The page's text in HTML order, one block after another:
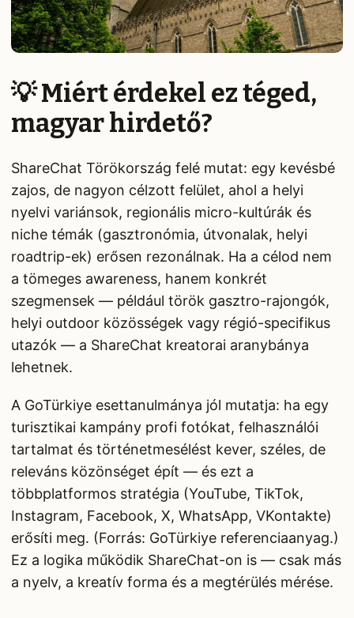
💡 Miért érdekel ez téged,
magyar hirdető?
ShareChat Törökország felé mutat: egy kevésbé
zajos, de nagyon célzott felület, ahol a helyi
nyelvi variánsok, regionális micro-kultúrák és
niche témák (gasztronómia, útvonalak, helyi
roadtrip-ek) erősen rezonálnak. Ha a célod nem
a tömeges awareness, hanem konkrét
szegmensek — például török gasztro-rajongók,
helyi outdoor közösségek vagy régió-specifikus
utazók — a ShareChat kreatorai aranybánya
lehetnek.
A GoTürkiye esettanulmánya jól mutatja: ha egy
turisztikai kampány profi fotókat, felhasználói
tartalmat és történetmesélést kever, széles, de
releváns közönséget épít — és ezt a
többplatformos stratégia (YouTube, TikTok,
Instagram, Facebook, X, WhatsApp, VKontakte)
erősíti meg. (Forrás: GoTürkiye referenciaanyag.)
Ez a logika működik ShareChat-on is — csak más
a nyelv, a kreatív forma és a megtérülés mérése.